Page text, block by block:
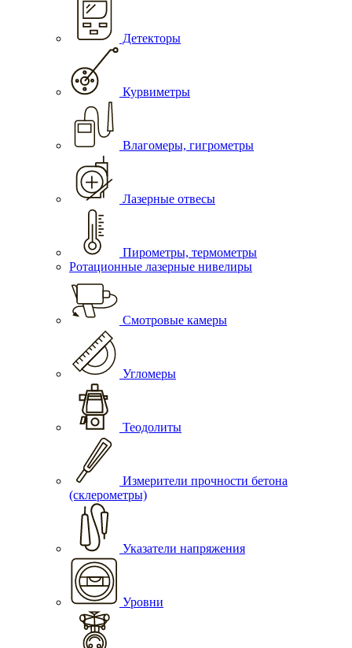
Детекторы
Курвиметры
Влагомеры, гигрометры
Лазерные отвесы
Пирометры, термометры
Ротационные лазерные нивелиры
Смотровые камеры
Угломеры
Теодолиты
Измерители прочности бетона
(склерометры)
Указатели напряжения
Уровни